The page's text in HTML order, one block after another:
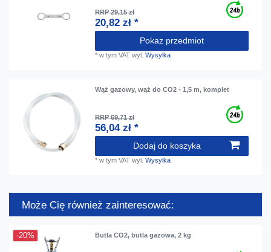
RRP 29,15 zł
20,82 zł *
Pokaz przedmiot
*w tym VAT wyl.Wysylka
Wąż gazowy, wąż do CO2 - 1,5 m, komplet
RRP 69,71 zł
56,04 zł *
Dodaj do koszyka
*w tym VAT wyl.Wysylka
Może Cię również zainteresować:
-20% Butla CO2, butla gazowa, 2 kg